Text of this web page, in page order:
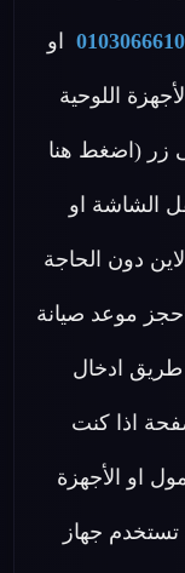
او
اللوحية
زر (اضغط هنا
الشاشة او
دون الحاجة
موعد صيانة
طريق ادخال
اذا كنت
او الأجهزة
تستخدم جهاز